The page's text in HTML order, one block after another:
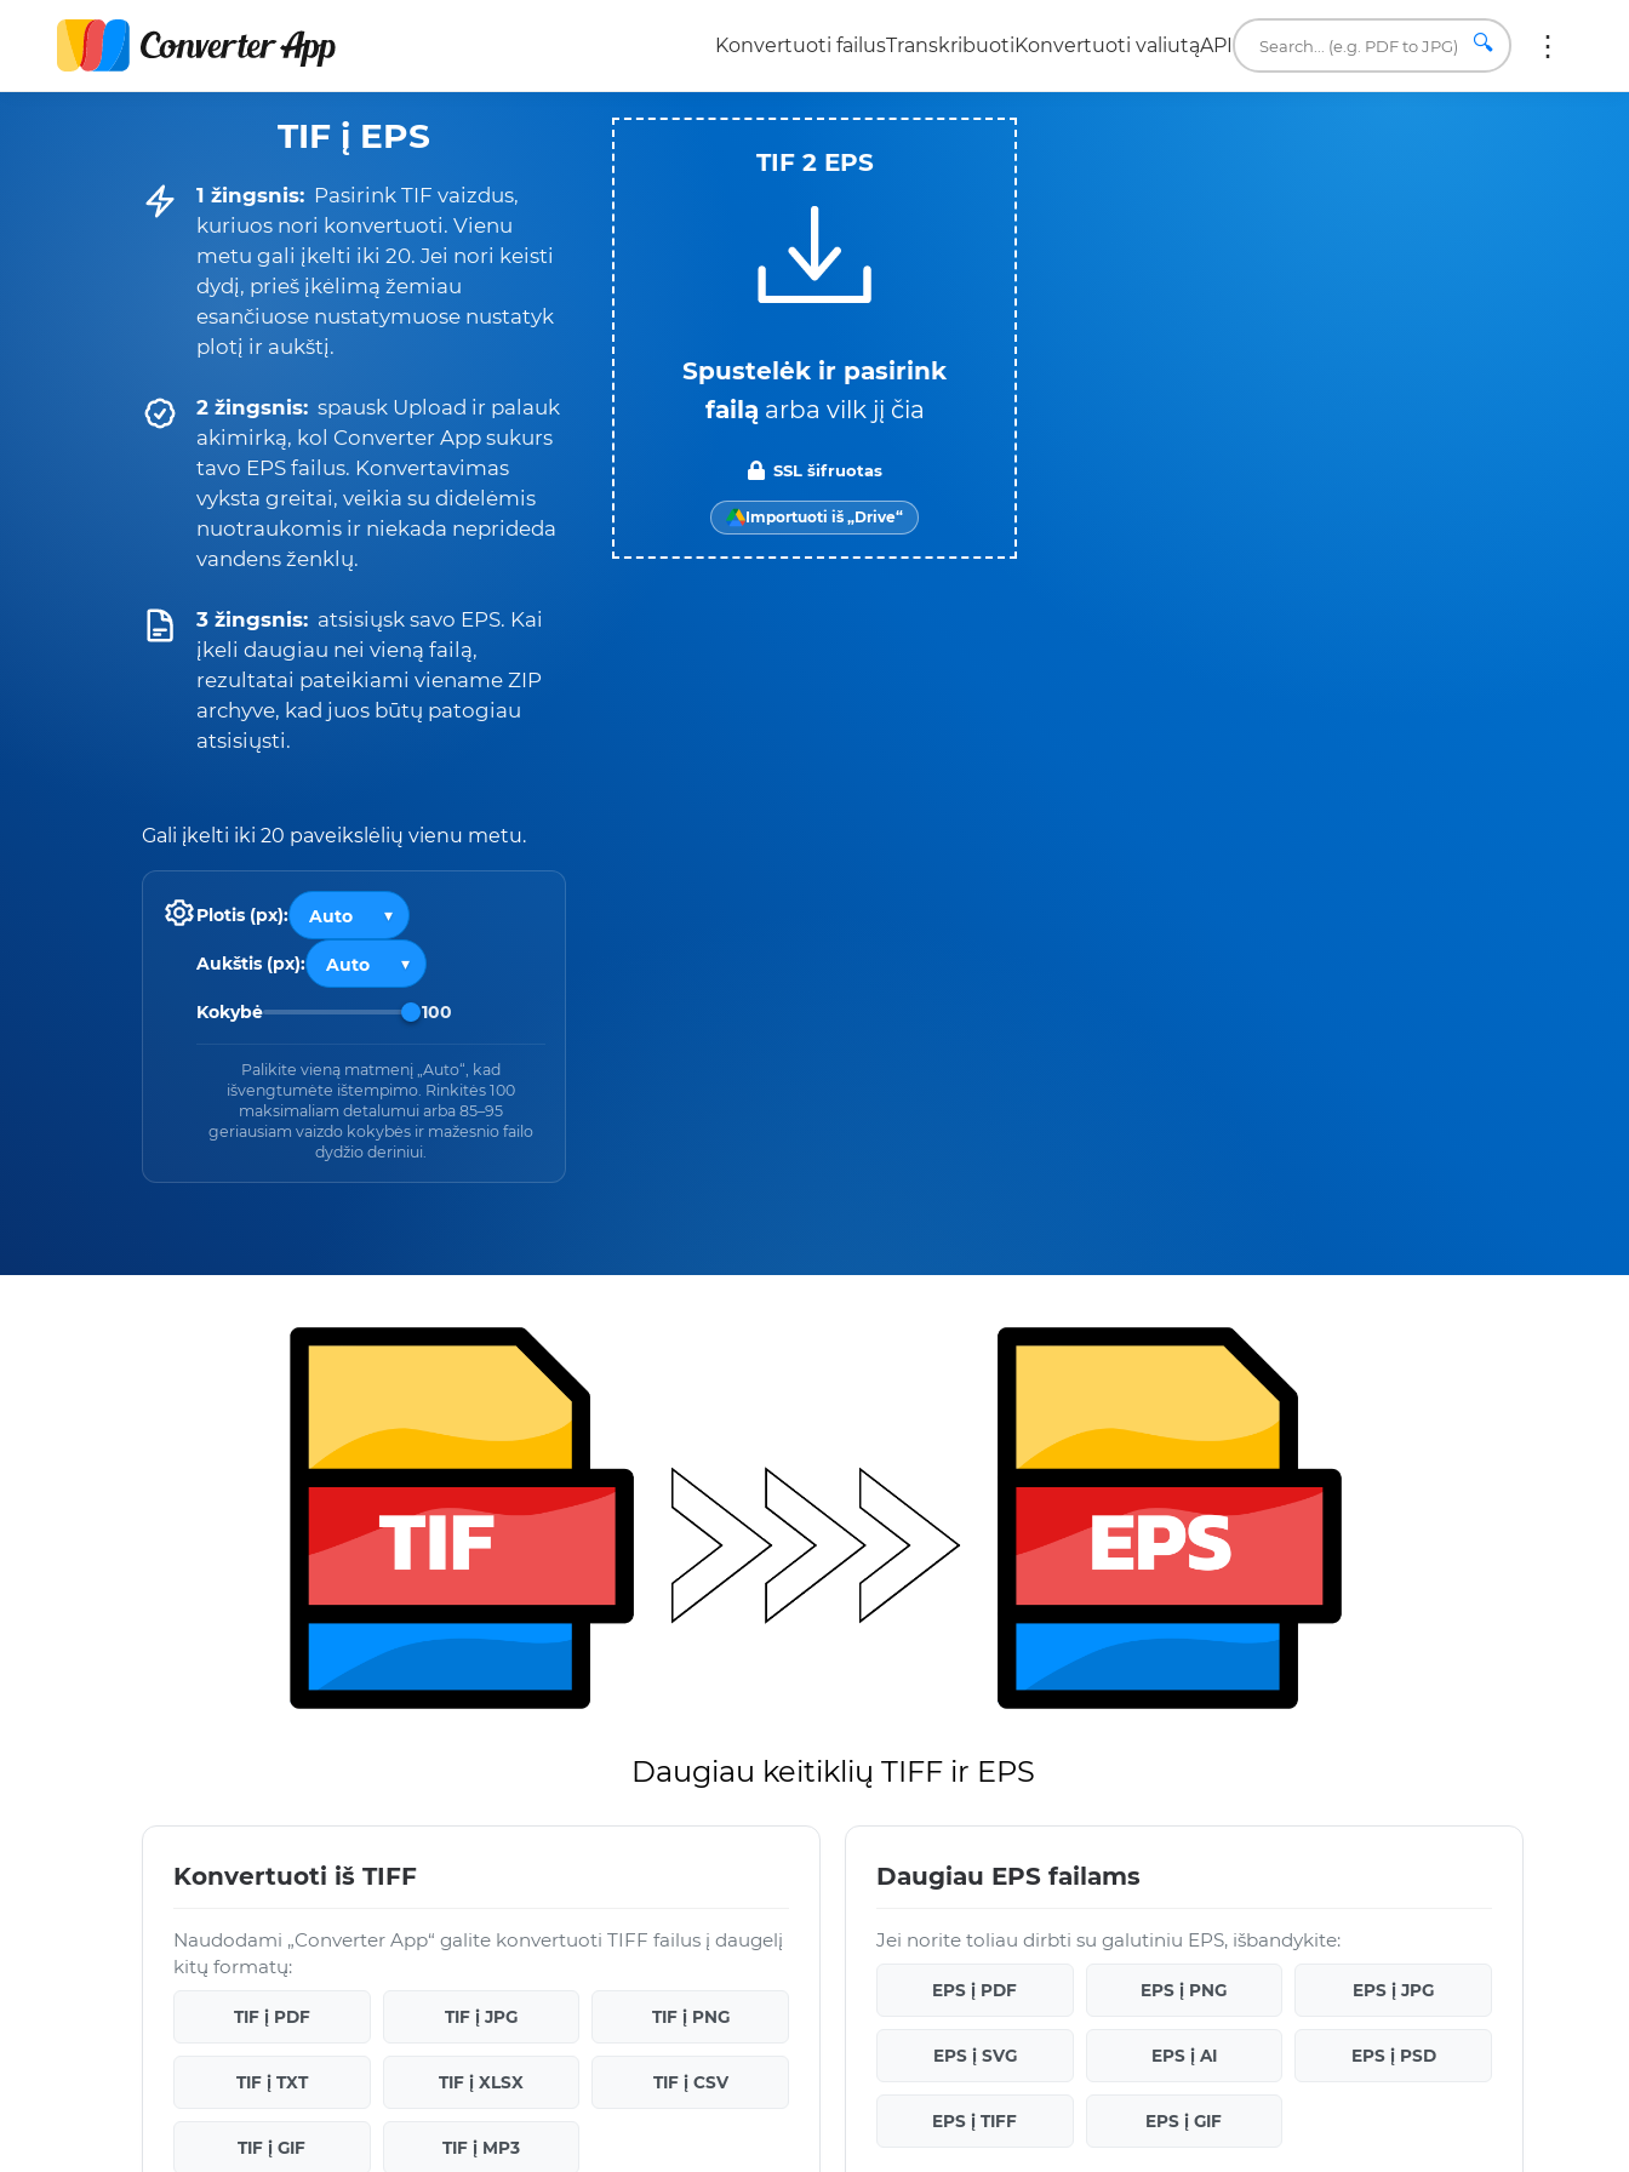
Konvertuoti failusTranskribuotiKonvertuoti valiutąAPI 🔍
TIF į EPS
1 žingsnis: Pasirink TIF vaizdus,
kuriuos nori konvertuoti. Vienu
metu gali įkelti iki 20. Jei nori keisti
dydį, prieš įkėlimą žemiau
esančiuose nustatymuose nustatyk
plotį ir aukštį.
2 žingsnis: spausk Upload ir palauk
akimirką, kol Converter App sukurs
tavo EPS failus. Konvertavimas
vyksta greitai, veikia su didelėmis
nuotraukomis ir niekada neprideda
vandens ženklų.
3 žingsnis: atsisiųsk savo EPS. Kai
įkeli daugiau nei vieną failą,
rezultatai pateikiami viename ZIP
archyve, kad juos būtų patogiau
atsisiųsti.
Gali įkelti iki 20 paveikslėlių vienu metu.
Plotis (px):
Aukštis (px):
Kokybė 100
Palikite vieną matmenį „Auto“, kad
išvengtumėte ištempimo. Rinkitės 100
maksimaliam detalumui arba 85–95
geriausiam vaizdo kokybės ir mažesnio failo
dydžio deriniui.
TIF 2 EPS
Spustelėk ir pasirink
failą arba vilk jį čia
SSL šifruotas
Importuoti iš „Drive“
Daugiau keitiklių TIFF ir EPS
Konvertuoti iš TIFF
Naudodami „Converter App“ galite konvertuoti TIFF failus į daugelį
kitų formatų:
TIF į PDF TIF į JPG TIF į PNG
TIF į TXT TIF į XLSX TIF į CSV
TIF į GIF TIF į MP3
Daugiau EPS failams
Jei norite toliau dirbti su galutiniu EPS, išbandykite:
EPS į PDF EPS į PNG EPS į JPG
EPS į SVG EPS į AI EPS į PSD
EPS į TIFF EPS į GIF